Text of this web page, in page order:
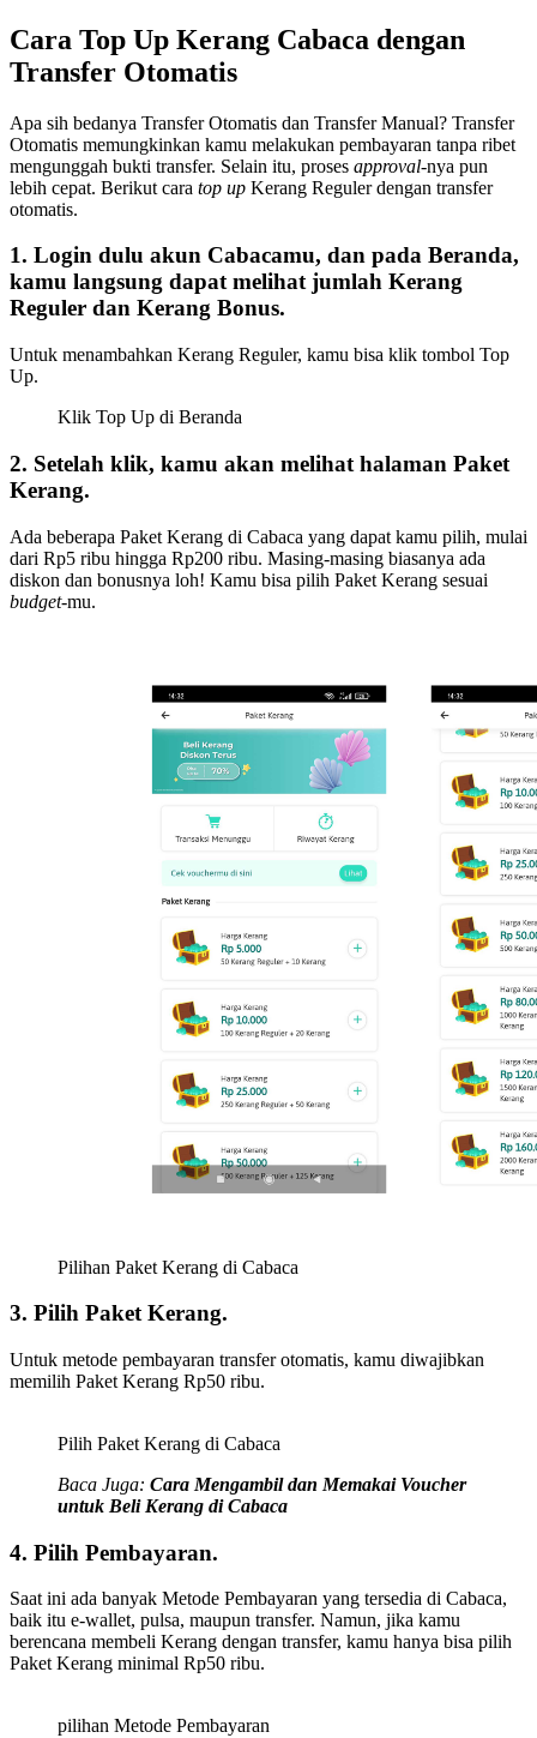
Cara Top Up Kerang Cabaca dengan
Transfer Otomatis
Apa sih bedanya Transfer Otomatis dan Transfer Manual? Transfer
Otomatis memungkinkan kamu melakukan pembayaran tanpa ribet
mengunggah bukti transfer. Selain itu, proses approval-nya pun
lebih cepat. Berikut cara top up Kerang Reguler dengan transfer
otomatis.
1. Login dulu akun Cabacamu, dan pada Beranda,
kamu langsung dapat melihat jumlah Kerang
Reguler dan Kerang Bonus.
Untuk menambahkan Kerang Reguler, kamu bisa klik tombol Top
Up.
Klik Top Up di Beranda
2. Setelah klik, kamu akan melihat halaman Paket
Kerang.
Ada beberapa Paket Kerang di Cabaca yang dapat kamu pilih, mulai
dari Rp5 ribu hingga Rp200 ribu. Masing-masing biasanya ada
diskon dan bonusnya loh! Kamu bisa pilih Paket Kerang sesuai
budget-mu.
Pilihan Paket Kerang di Cabaca
3. Pilih Paket Kerang.
Untuk metode pembayaran transfer otomatis, kamu diwajibkan
memilih Paket Kerang Rp50 ribu.
Pilih Paket Kerang di Cabaca
Baca Juga: Cara Mengambil dan Memakai Voucher
untuk Beli Kerang di Cabaca
4. Pilih Pembayaran.
Saat ini ada banyak Metode Pembayaran yang tersedia di Cabaca,
baik itu e-wallet, pulsa, maupun transfer. Namun, jika kamu
berencana membeli Kerang dengan transfer, kamu hanya bisa pilih
Paket Kerang minimal Rp50 ribu.
pilihan Metode Pembayaran